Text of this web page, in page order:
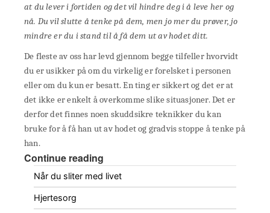
at du lever i fortiden og det vil hindre deg i å leve her og
nå. Du vil slutte å tenke på dem, men jo mer du prøver, jo
mindre er du i stand til å få dem ut av hodet ditt.
De fleste av oss har levd gjennom begge tilfeller hvorvidt
du er usikker på om du virkelig er forelsket i personen
eller om du kun er besatt. En ting er sikkert og det er at
det ikke er enkelt å overkomme slike situasjoner. Det er
derfor det finnes noen skuddsikre teknikker du kan
bruke for å få han ut av hodet og gradvis stoppe å tenke på
han.
Continue reading
Når du sliter med livet
Hjertesorg